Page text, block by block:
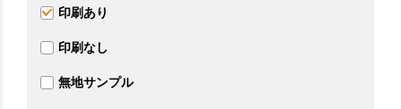
印刷あり
印刷なし
無地サンプル